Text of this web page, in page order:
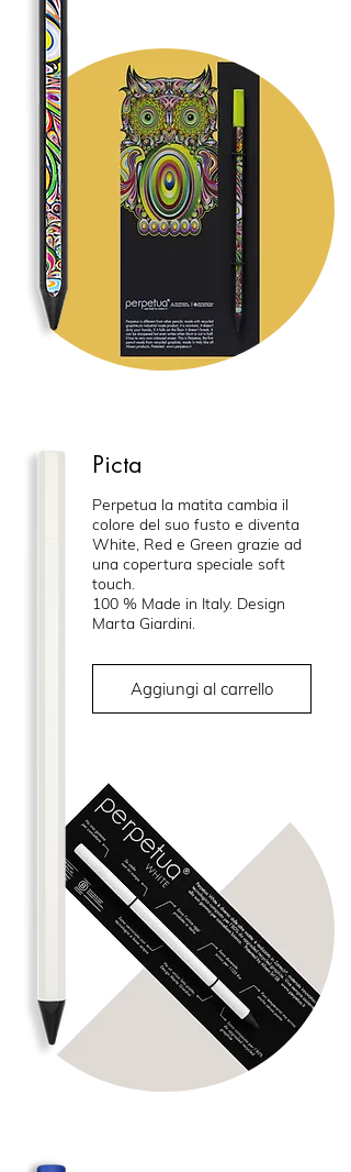
Picta
Perpetua la matita cambia il
colore del suo fusto e diventa
White, Red e Green grazie ad
una copertura speciale soft
touch.
100 % Made in Italy. Design
Marta Giardini.
Aggiungi al carrello